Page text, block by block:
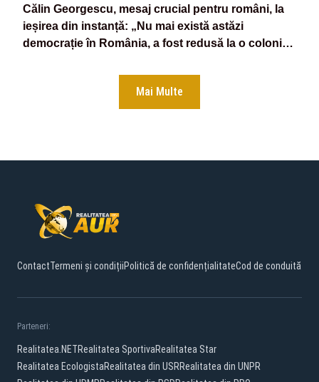
Călin Georgescu, mesaj crucial pentru români, la
ieșirea din instanță: „Nu mai există astăzi
democrație în România, a fost redusă la o colonie
Mai Multe
ContactTermeni și condițiiPolitică de confidențialitateCod de conduită
Parteneri:
Realitatea.NETRealitatea SportivaRealitatea Star
Realitatea EcologistaRealitatea din USRRealitatea din UNPR